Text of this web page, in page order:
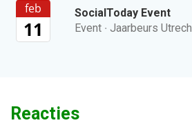
feb
11
SocialToday Event
Event · Jaarbeurs
Reacties